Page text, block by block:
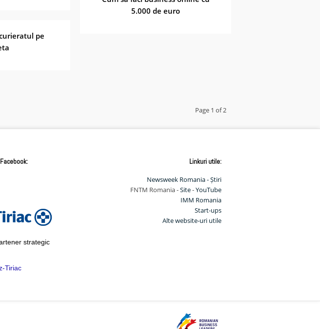
5.000 de euro
pe
Page 1 of 2
strategic
Tiriac
Linkuri utile:
Newsweek Romania - Știri
FNTM Romania -Site-YouTube
IMM Romania
Start-ups
Alte website-uri utile